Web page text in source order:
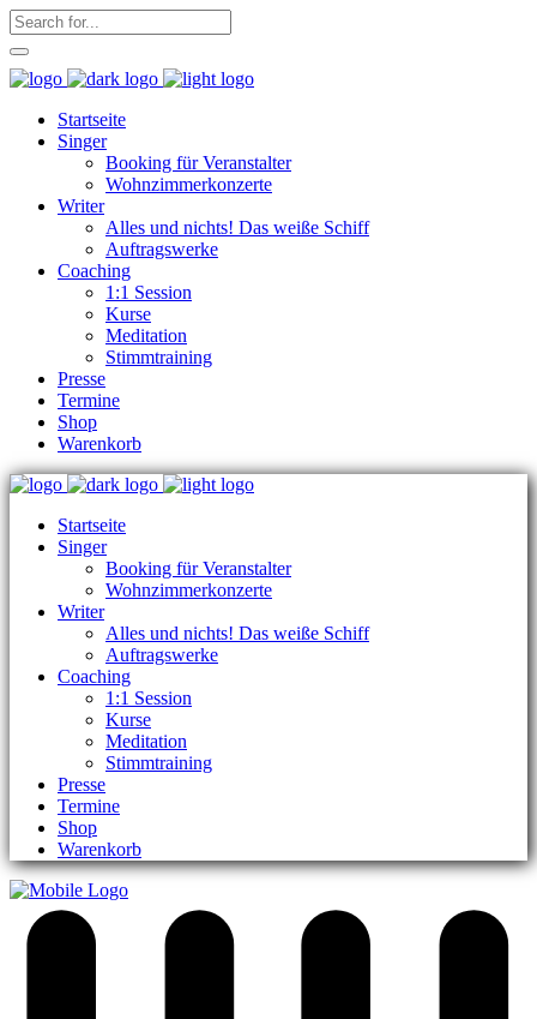
Startseite
Singer
Booking für Veranstalter
Wohnzimmerkonzerte
Writer
Alles und nichts! Das weiße Schiff
Auftragswerke
Coaching
1:1 Session
Kurse
Meditation
Stimmtraining
Presse
Termine
Shop
Warenkorb
Startseite
Singer
Booking für Veranstalter
Wohnzimmerkonzerte
Writer
Alles und nichts! Das weiße Schiff
Auftragswerke
Coaching
1:1 Session
Kurse
Meditation
Stimmtraining
Presse
Termine
Shop
Warenkorb